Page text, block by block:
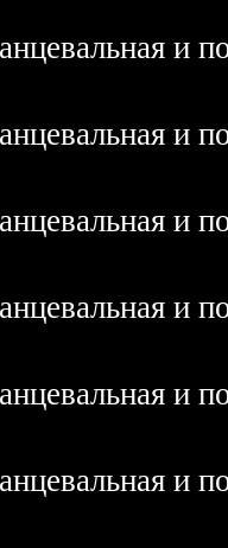
и
и
и
и
и
и